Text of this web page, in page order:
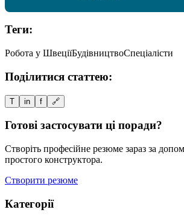
Теги:
Робота у ШвеціїБудівництвоСпеціалісти
Поділитися статтею:
T in f 🔗
Готові застосувати ці поради?
Створіть професійне резюме зараз за
простого конструктора.
Створити резюме
Категорії